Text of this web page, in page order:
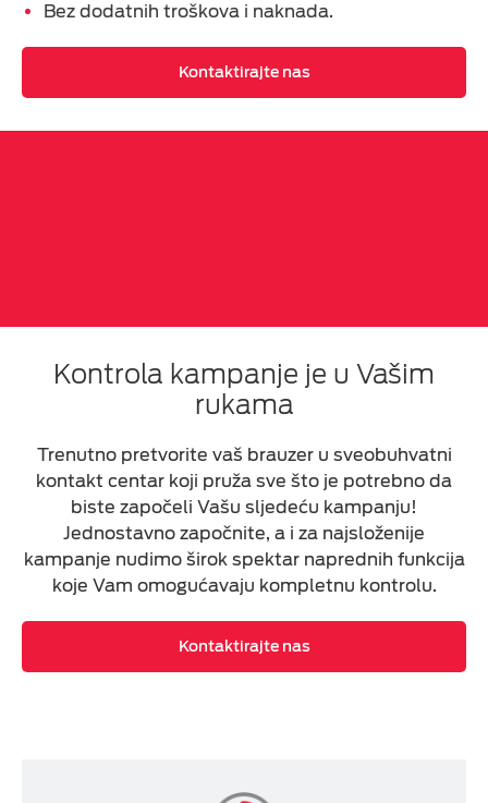
Bez dodatnih troškova i naknada.
Kontaktirajte nas
Kontrola kampanje je u Vašim
rukama
Trenutno pretvorite vaš brauzer u sveobuhvatni
kontakt centar koji pruža sve što je potrebno da
biste započeli Vašu sljedeću kampanju!
Jednostavno započnite, a i za najsloženije
kampanje nudimo širok spektar naprednih funkcija
koje Vam omogućavaju kompletnu kontrolu.
Kontaktirajte nas